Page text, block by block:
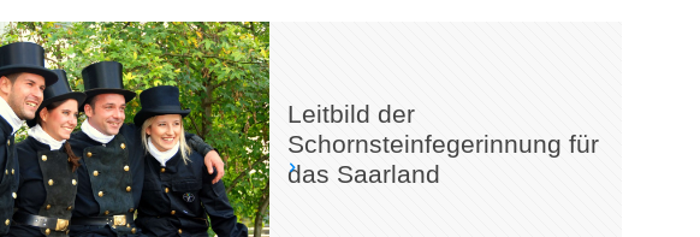
Leitbild der
Schornsteinfegerinnung für
das Saarland